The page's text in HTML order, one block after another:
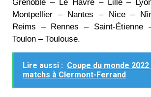
Grenoble – Le Havre – Lille –
Montpellier – Nantes – Nice –
Reims – Rennes – Saint-Étienne
Toulon – Toulouse.
Lire aussi : Coupe du monde
matchs à Clermont-Ferrand